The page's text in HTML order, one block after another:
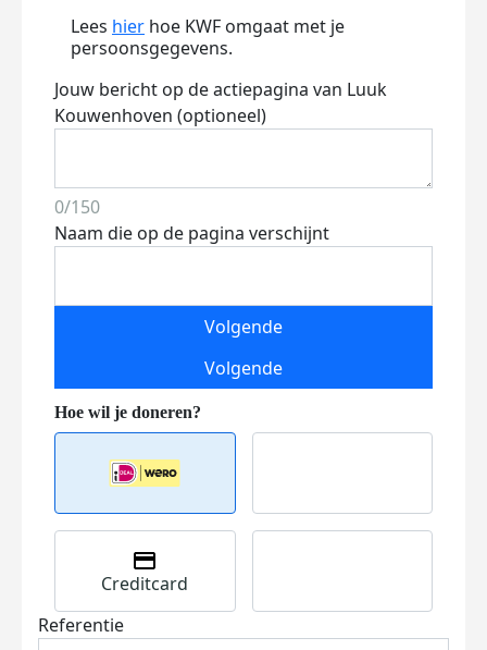
Lees hier hoe KWF omgaat met je
persoonsgegevens.
Jouw bericht op de actiepagina van Luuk
Kouwenhoven (optioneel)
0/150
Naam die op de pagina verschijnt
Volgende
Volgende
Creditcard
Referentie